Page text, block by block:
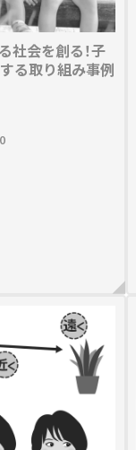
社会を創る！子
る取り組み事例